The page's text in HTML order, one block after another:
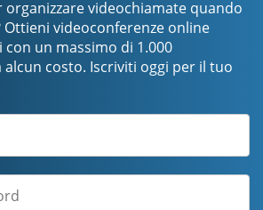
organizzare videochiamate quando
Ottieni videoconferenze online
un massimo di 1.000
costo. Iscriviti oggi per il tuo